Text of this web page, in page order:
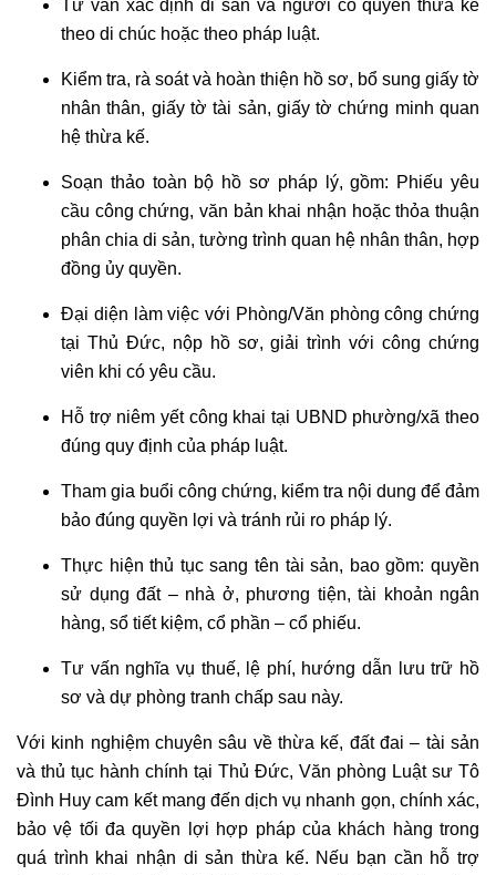
Tư vấn xác định di sản và người có quyền thừa kế
theo di chúc hoặc theo pháp luật.
Kiểm tra, rà soát và hoàn thiện hồ sơ, bổ sung giấy tờ
nhân thân, giấy tờ tài sản, giấy tờ chứng minh quan
hệ thừa kế.
Soạn thảo toàn bộ hồ sơ pháp lý, gồm: Phiếu yêu
cầu công chứng, văn bản khai nhận hoặc thỏa thuận
phân chia di sản, tường trình quan hệ nhân thân, hợp
đồng ủy quyền.
Đại diện làm việc với Phòng/Văn phòng công chứng
tại Thủ Đức, nộp hồ sơ, giải trình với công chứng
viên khi có yêu cầu.
Hỗ trợ niêm yết công khai tại UBND phường/xã theo
đúng quy định của pháp luật.
Tham gia buổi công chứng, kiểm tra nội dung để đảm
bảo đúng quyền lợi và tránh rủi ro pháp lý.
Thực hiện thủ tục sang tên tài sản, bao gồm: quyền
sử dụng đất – nhà ở, phương tiện, tài khoản ngân
hàng, sổ tiết kiệm, cổ phần – cổ phiếu.
Tư vấn nghĩa vụ thuế, lệ phí, hướng dẫn lưu trữ hồ
sơ và dự phòng tranh chấp sau này.
Với kinh nghiệm chuyên sâu về thừa kế, đất đai – tài sản
và thủ tục hành chính tại Thủ Đức, Văn phòng Luật sư Tô
Đình Huy cam kết mang đến dịch vụ nhanh gọn, chính xác,
bảo vệ tối đa quyền lợi hợp pháp của khách hàng trong
quá trình khai nhận di sản thừa kế. Nếu bạn cần hỗ trợ